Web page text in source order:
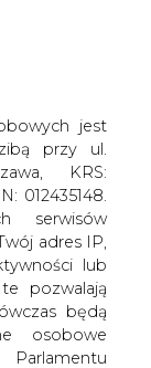
A A
jest
przy ul.
KRS:
012435148.
serwisów
adres IP,
lub
pozwalają
będą
osobowe